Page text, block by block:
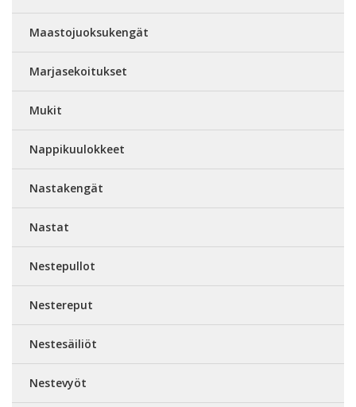
Maastojuoksukengät
Marjasekoitukset
Mukit
Nappikuulokkeet
Nastakengät
Nastat
Nestepullot
Nestereput
Nestesäiliöt
Nestevyöt